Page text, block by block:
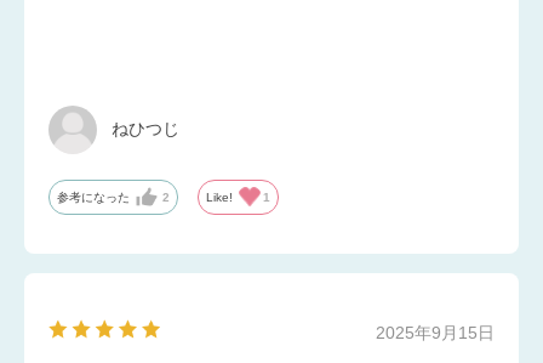
ねひつじ
参考になった 2 Like! 1
2025年9月15日